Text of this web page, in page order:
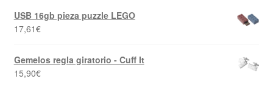
USB 16gb pieza puzzle LEGO
17,61€
Gemelos regla giratorio - Cuff It
15,90€